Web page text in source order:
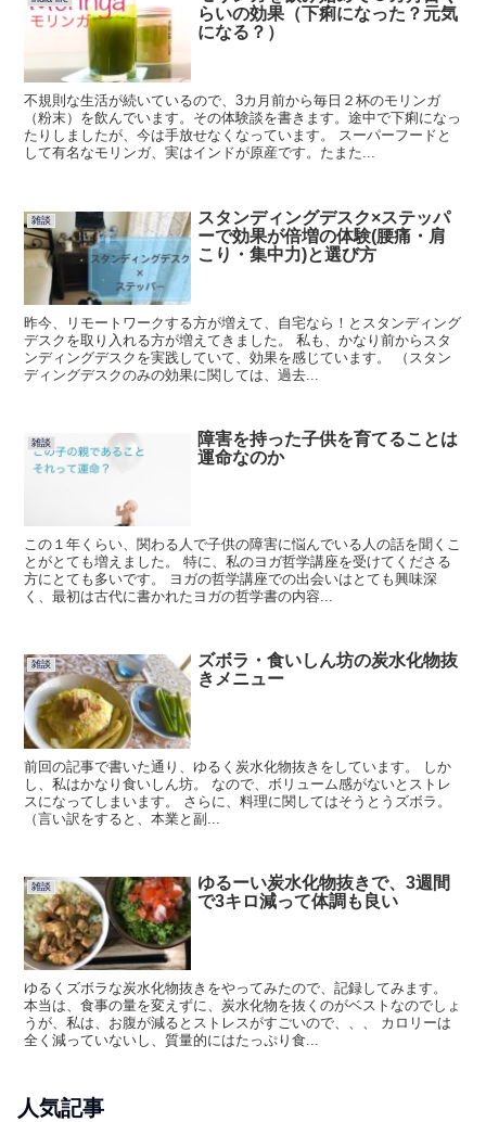
らいの効果（下痢になった？元気
になる？）
不規則な生活が続いているので、3カ月前から毎日２杯のモリンガ
（粉末）を飲んでいます。その体験談を書きます。途中で下痢になっ
たりしましたが、今は手放せなくなっています。 スーパーフードと
して有名なモリンガ、実はインドが原産です。たまた...
雑談
スタンディングデスク×ステッパ
ーで効果が倍増の体験(腰痛・肩
こり・集中力)と選び方
昨今、リモートワークする方が増えて、自宅なら！とスタンディング
デスクを取り入れる方が増えてきました。 私も、かなり前からスタ
ンディングデスクを実践していて、効果を感じています。 （スタン
ディングデスクのみの効果に関しては、過去...
雑談
障害を持った子供を育てることは
運命なのか
この１年くらい、関わる人で子供の障害に悩んでいる人の話を聞くこ
とがとても増えました。 特に、私のヨガ哲学講座を受けてくださる
方にとても多いです。 ヨガの哲学講座での出会いはとても興味深
く、最初は古代に書かれたヨガの哲学書の内容...
雑談
ズボラ・食いしん坊の炭水化物抜
きメニュー
前回の記事で書いた通り、ゆるく炭水化物抜きをしています。 しか
し、私はかなり食いしん坊。 なので、ボリューム感がないとストレ
スになってしまいます。 さらに、料理に関してはそうとうズボラ。
（言い訳をすると、本業と副...
雑談
ゆるーい炭水化物抜きで、3週間
で3キロ減って体調も良い
ゆるくズボラな炭水化物抜きをやってみたので、記録してみます。
本当は、食事の量を変えずに、炭水化物を抜くのがベストなのでしょ
うが、私は、お腹が減るとストレスがすごいので、、、 カロリーは
全く減っていないし、質量的にはたっぷり食...
人気記事